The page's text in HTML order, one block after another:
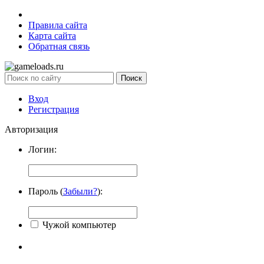
Правила сайта
Карта сайта
Обратная связь
Вход
Регистрация
Авторизация
Логин:
Пароль (Забыли?):
Чужой компьютер